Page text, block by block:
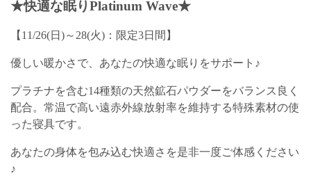
★快適な眠りPlatinum Wave★
【11/26(日)～28(火)：限定3日間】
優しい暖かさで、あなたの快適な眠りをサポート♪
プラチナを含む14種類の天然鉱石パウダーをバランス良く
配合。常温で高い遠赤外線放射率を維持する特殊素材の使
った寝具です。
あなたの身体を包み込む快適さを是非一度ご体感ください
♪